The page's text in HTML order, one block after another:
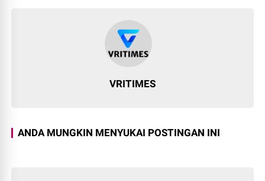
VRITIMES
ANDA MUNGKIN MENYUKAI POSTINGAN INI